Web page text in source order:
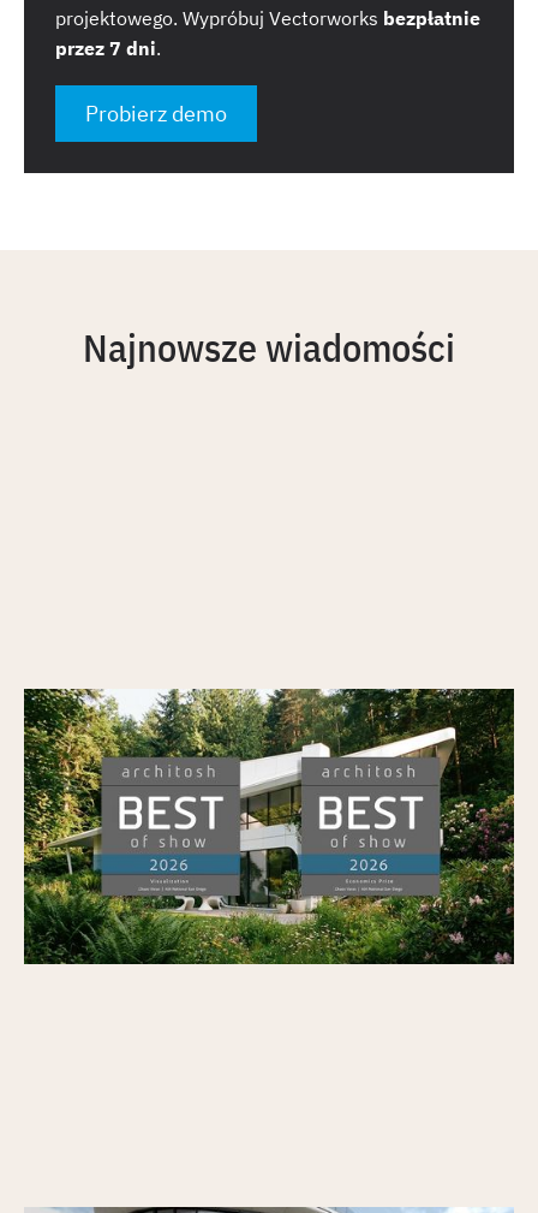
projektowego. Wypróbuj Vectorworks bezpłatnie
przez 7 dni.
Probierz demo
Najnowsze wiadomości
Veras wyróżniony nagrodami Architosh BEST
of SHOW w kategorii Wizualizacja oraz
Economics Prize na AIA26
Opublikowano7/7/2026